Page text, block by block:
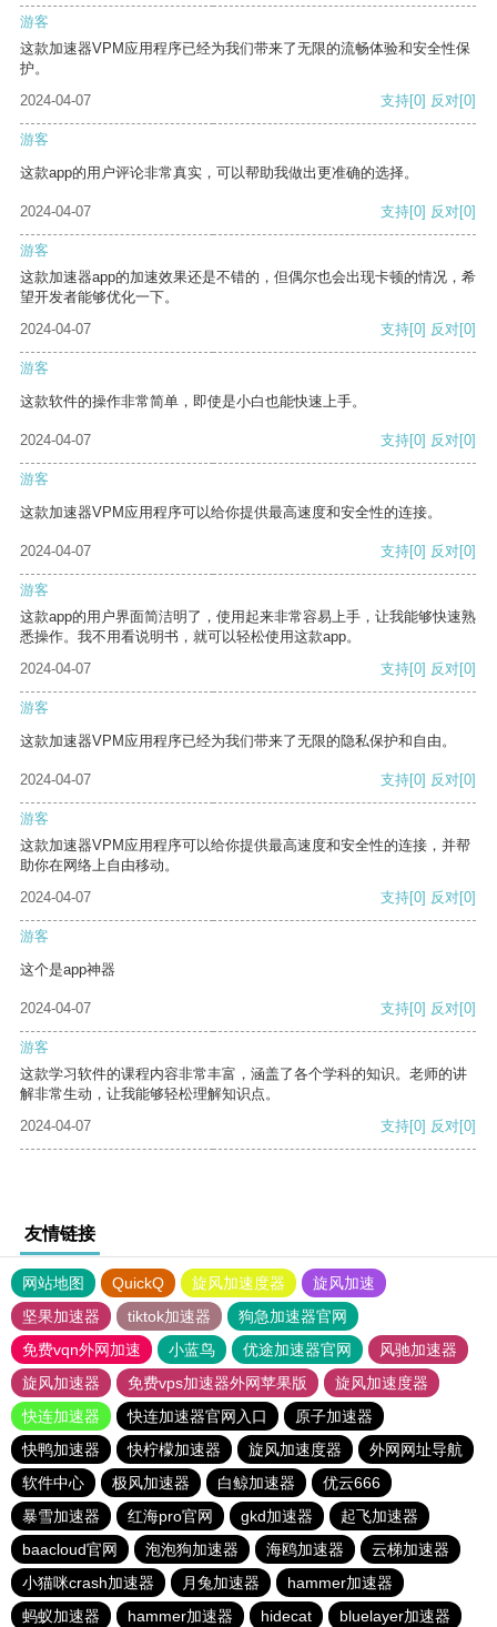
游客
这款加速器VPM应用程序已经为我们带来了无限的流畅体验和安全性保
护。
2024-04-07
支持[0] 反对[0]
游客
这款app的用户评论非常真实，可以帮助我做出更准确的选择。
2024-04-07 支持[0] 反对[0]
游客
这款加速器app的加速效果还是不错的，但偶尔也会出现卡顿的情况，希
望开发者能够优化一下。
2024-04-07
支持[0] 反对[0]
游客
这款软件的操作非常简单，即使是小白也能快速上手。
2024-04-07 支持[0] 反对[0]
游客
这款加速器VPM应用程序可以给你提供最高速度和安全性的连接。
2024-04-07 支持[0] 反对[0]
游客
这款app的用户界面简洁明了，使用起来非常容易上手，让我能够快速熟
悉操作。我不用看说明书，就可以轻松使用这款app。
2024-04-07
支持[0] 反对[0]
游客
这款加速器VPM应用程序已经为我们带来了无限的隐私保护和自由。
2024-04-07 支持[0] 反对[0]
游客
这款加速器VPM应用程序可以给你提供最高速度和安全性的连接，并帮
助你在网络上自由移动。
2024-04-07
支持[0] 反对[0]
游客
这个是app神器
2024-04-07 支持[0] 反对[0]
游客
这款学习软件的课程内容非常丰富，涵盖了各个学科的知识。老师的讲
解非常生动，让我能够轻松理解知识点。
2024-04-07
支持[0] 反对[0]
友情链接
网站地图 QuickQ 旋风加速度器
旋风加速
坚果加速器
tiktok加速器
狗急加速器官网
免费vqn外网加速
小蓝鸟 优途加速器官网
风驰加速器
旋风加速器
免费vps加速器外网苹果版
旋风加速度器
快连加速器
快连加速器官网入口
原子加速器
快鸭加速器
快柠檬加速器 旋风加速度器
外网网址导航
软件中心
极风加速器 白鲸加速器
优云666
暴雪加速器
红海pro官网 gkd加速器
起飞加速器
baacloud官网
泡泡狗加速器 海鸥加速器
云梯加速器
小猫咪crash加速器
月兔加速器
hammer加速器
蚂蚁加速器
hammer加速器 hidecat bluelayer加速器